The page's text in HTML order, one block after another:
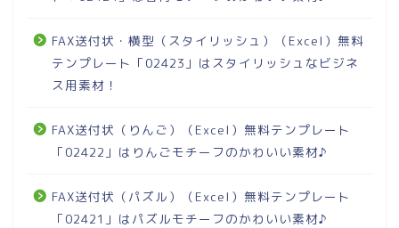
FAX送付状・横型（スタイリッシュ）（Excel）無料
テンプレート「02423」はスタイリッシュなビジネ
ス用素材！
FAX送付状（りんご）（Excel）無料テンプレート
「02422」はりんごモチーフのかわいい素材♪
FAX送付状（パズル）（Excel）無料テンプレート
「02421」はパズルモチーフのかわいい素材♪